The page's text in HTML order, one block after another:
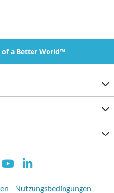
of a Better World™
Nutzungsbedingungen